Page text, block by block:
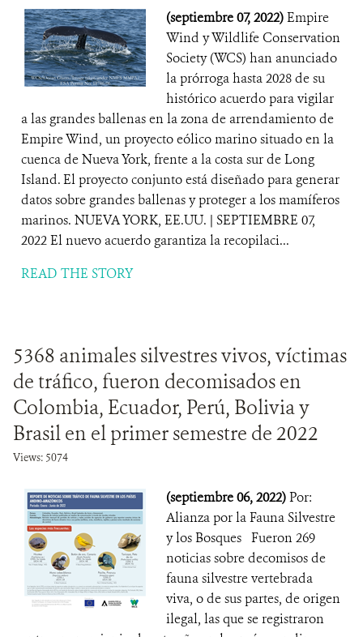
(septiembre 07, 2022)Empire
Wind y Wildlife Conservation
Society (WCS) han anunciado
la prórroga hasta 2028 de su
histórico acuerdo para vigilar
a las grandes ballenas en la zona de arrendamiento de
Empire Wind, un proyecto eólico marino situado en la
cuenca de Nueva York, frente a la costa sur de Long
Island. El proyecto conjunto está diseñado para generar
datos sobre grandes ballenas y proteger a los mamíferos
marinos. NUEVA YORK, EE.UU. | SEPTIEMBRE 07,
2022 El nuevo acuerdo garantiza la recopilaci...
READ THE STORY
5368 animales silvestres vivos, víctimas
de tráfico, fueron decomisados en
Colombia, Ecuador, Perú, Bolivia y
Brasil en el primer semestre de 2022
Views: 5074
(septiembre 06, 2022)Por:
Alianza por la Fauna Silvestre
y los Bosques Fueron 269
noticias sobre decomisos de
fauna silvestre vertebrada
viva, o de sus partes, de origen
ilegal, las que se registraron